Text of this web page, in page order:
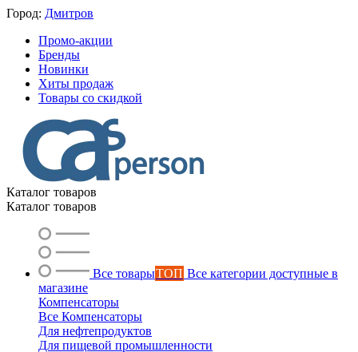
Город: Дмитров
Промо-акции
Бренды
Новинки
Хиты продаж
Товары со скидкой
Каталог товаров
Каталог товаров
Все товарыТОП Все категории доступные в
магазине
Компенсаторы
Все Компенсаторы
Для нефтепродуктов
Для пищевой промышленности